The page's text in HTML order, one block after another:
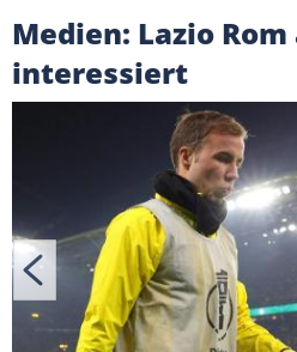
Medien: Lazio Rom
interessiert